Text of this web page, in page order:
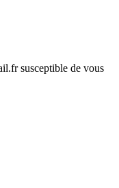
susceptible de vous